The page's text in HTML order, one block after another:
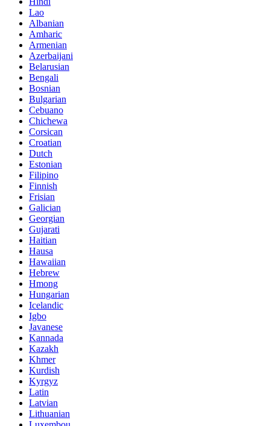
Lao
Albanian
Amharic
Armenian
Azerbaijani
Belarusian
Bengali
Bosnian
Bulgarian
Cebuano
Chichewa
Corsican
Croatian
Dutch
Estonian
Filipino
Finnish
Frisian
Galician
Georgian
Gujarati
Haitian
Hausa
Hawaiian
Hebrew
Hmong
Hungarian
Icelandic
Igbo
Javanese
Kannada
Kazakh
Khmer
Kurdish
Kyrgyz
Latin
Latvian
Lithuanian